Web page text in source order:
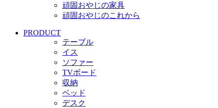
頑固おやじの家具
頑固おやじのこれから
PRODUCT
テーブル
イス
ソファー
TVボード
収納
ベッド
デスク